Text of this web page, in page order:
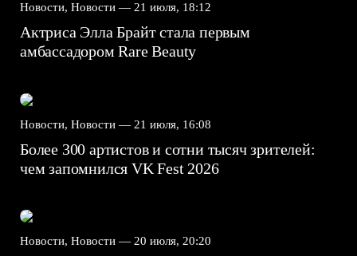
Новости, Новости — 21 июля, 18:12
Актриса Элла Брайт стала первым
амбассадором Rare Beauty
Новости, Новости — 21 июля, 16:08
Более 300 артистов и сотни тысяч зрителей:
чем запомнился VK Fest 2026
Новости, Новости — 20 июля, 20:20